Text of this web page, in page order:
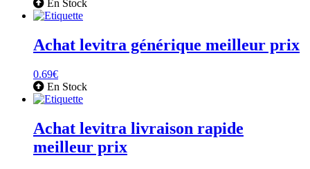
En Stock
Achat levitra générique meilleur prix
0.69€
En Stock
Achat levitra livraison rapide
meilleur prix